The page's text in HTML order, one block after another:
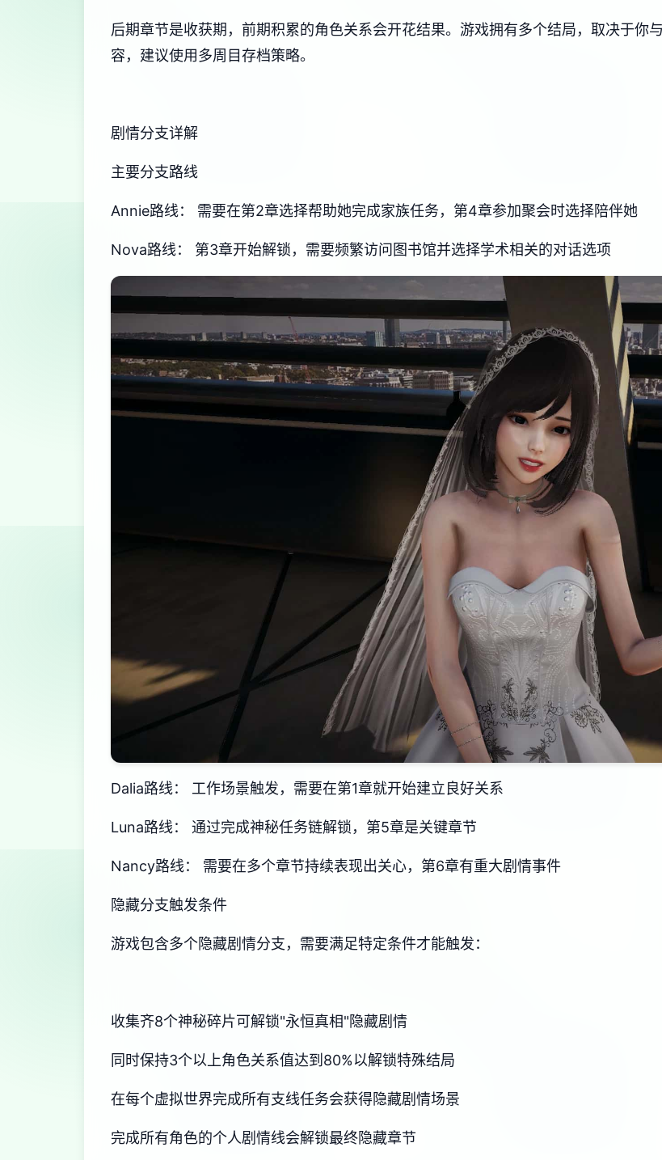
后期章节是收获期，前期积累的角色关系会开花结果。游戏拥有多个结局，取决于你
容，建议使用多周目存档策略。
剧情分支详解
主要分支路线
Annie路线： 需要在第2章选择帮助她完成家族任务，第4章参加聚会时选择陪伴她
Nova路线： 第3章开始解锁，需要频繁访问图书馆并选择学术相关的对话选项
Dalia路线： 工作场景触发，需要在第1章就开始建立良好关系
Luna路线： 通过完成神秘任务链解锁，第5章是关键章节
Nancy路线： 需要在多个章节持续表现出关心，第6章有重大剧情事件
隐藏分支触发条件
游戏包含多个隐藏剧情分支，需要满足特定条件才能触发：
收集齐8个神秘碎片可解锁"永恒真相"隐藏剧情
同时保持3个以上角色关系值达到80%以解锁特殊结局
在每个虚拟世界完成所有支线任务会获得隐藏剧情场景
完成所有角色的个人剧情线会解锁最终隐藏章节